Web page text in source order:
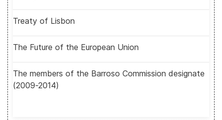
Treaty of Lisbon
The Future of the European Union
The members of the Barroso Commission designate
(2009-2014)